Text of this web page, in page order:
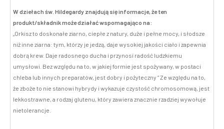
W dziełach św. Hildegardy znajdują się informacje, że ten
produkt/składnik może działać wspomagająco na:
„Orkisz to doskonałe ziarno, ciepłe z natury, duże i pełne mocy, i słodsze
niż inne ziarna: tym, którzy je jedzą, daje wysokiej jakości ciało i zapewnia
dobrą krew. Daje radosnego ducha i przynosi radość ludzkiemu
umysłowi. Bez względu na to, w jakiej formie jest spożywany, w postaci
chleba lub innych preparatów, jest dobry i pożyteczny ” Ze względu na to,
że zboże to nie stanowi hybrydy i wykazuje czystość chromosomową, jest
lekkostrawne, a rodzaj glutenu, który zawiera znacznie rzadziej wywołuje
nietolerancje.